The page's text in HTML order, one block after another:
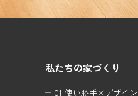
私たちの家づくり
01 使い勝手×デザイン